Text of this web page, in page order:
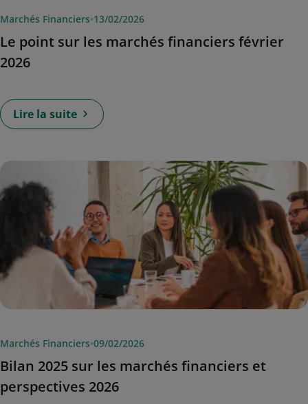
Marchés Financiers•13/02/2026
Le point sur les marchés financiers février
2026
Lire la suite
Marchés Financiers•09/02/2026
Bilan 2025 sur les marchés financiers et
perspectives 2026